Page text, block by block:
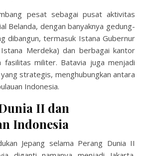
pesat sebagai pusat aktivitas
Belanda, dengan banyaknya gedung-
dibangun, termasuk Istana Gubernur
Merdeka) dan berbagai kantor
fasilitas militer. Batavia juga menjadi
strategis, menghubungkan antara
Indonesia.
II dan
Indonesia
Jepang selama Perang Dunia II